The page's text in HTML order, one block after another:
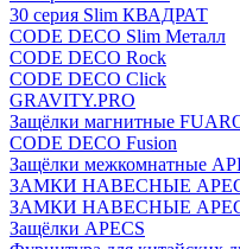
30 серия Slim КВАДРАТ
CODE DECO Slim Металл
CODE DECO Rock
CODE DECO Click
GRAVITY.PRO
Защёлки магнитные
CODE DECO Fusion
Защёлки межкомнатные
ЗАМКИ НАВЕСНЫЕ APECS
ЗАМКИ НАВЕСНЫЕ
Защёлки APECS